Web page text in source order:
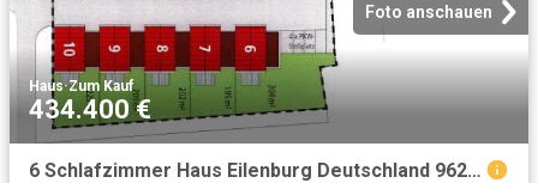
Foto anschauen
Haus·Zum Kauf
434.400 €
6 Schlafzimmer Haus Eilenburg Deutschland 96275061